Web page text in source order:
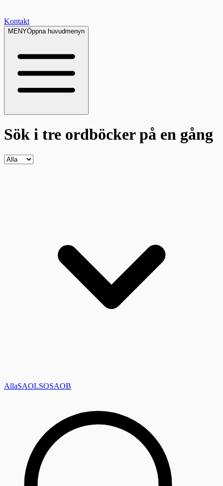
Kontakt
MENYÖppna huvudmenyn
Sök i tre ordböckerpå en gång
AllaSAOLSOSAOB